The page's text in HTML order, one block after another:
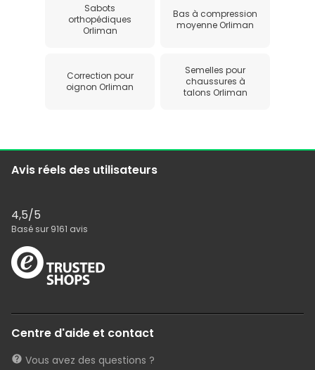
Sabots
orthopédiques
Orliman
Bas à compression
moyenne Orliman
Correction pour
oignon Orliman
Semelles pour
chaussures à
talons Orliman
Avis réels des utilisateurs
4,5/5
Basé sur 9161 avis
Centre d'aide et contact
Vous avez des questions ?